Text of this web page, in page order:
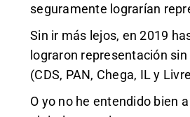
seguramente lograrían
Sin ir más lejos, en 2019
lograron representación sin
(CDS, PAN, Chega, IL y
O yo no he entendido bien